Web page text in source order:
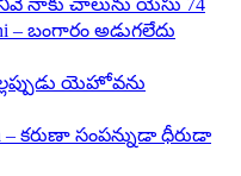
– నీవే నాకు చాలును యేసు 74
– బంగారం అడుగలేదు
యెహోవను
– కరుణా సంపన్నుడా ధీరుడా